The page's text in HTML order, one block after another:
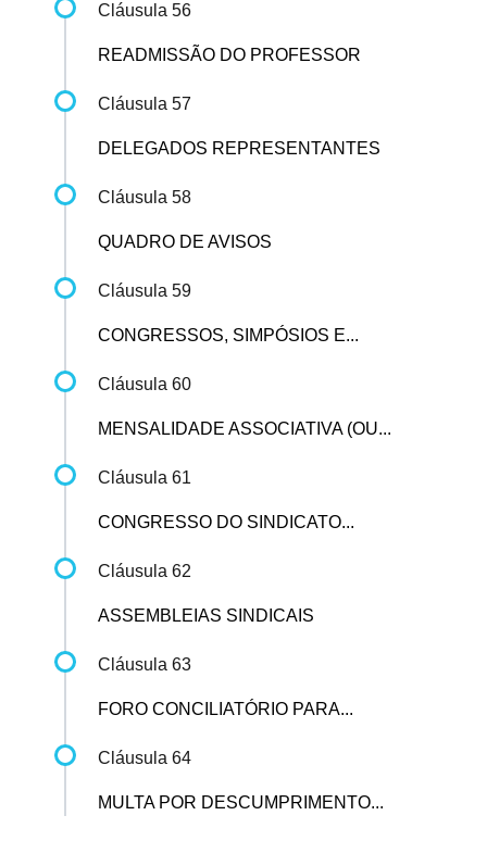
Cláusula 56
READMISSÃO DO PROFESSOR
Cláusula 57
DELEGADOS REPRESENTANTES
Cláusula 58
QUADRO DE AVISOS
Cláusula 59
CONGRESSOS, SIMPÓSIOS E...
Cláusula 60
MENSALIDADE ASSOCIATIVA (OU...
Cláusula 61
CONGRESSO DO SINDICATO...
Cláusula 62
ASSEMBLEIAS SINDICAIS
Cláusula 63
FORO CONCILIATÓRIO PARA...
Cláusula 64
MULTA POR DESCUMPRIMENTO...